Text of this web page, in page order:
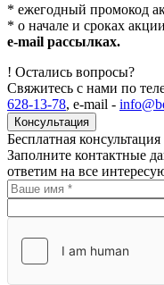
* ежегодный промокод
* о начале и сроках
e-mail рассылках.
! Остались вопросы?
Свяжитесь с нами по
628-13-78, e-mail -
Консультация
Бесплатная консультация
Заполните контактные
ответим на все